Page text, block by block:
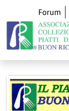
Forum